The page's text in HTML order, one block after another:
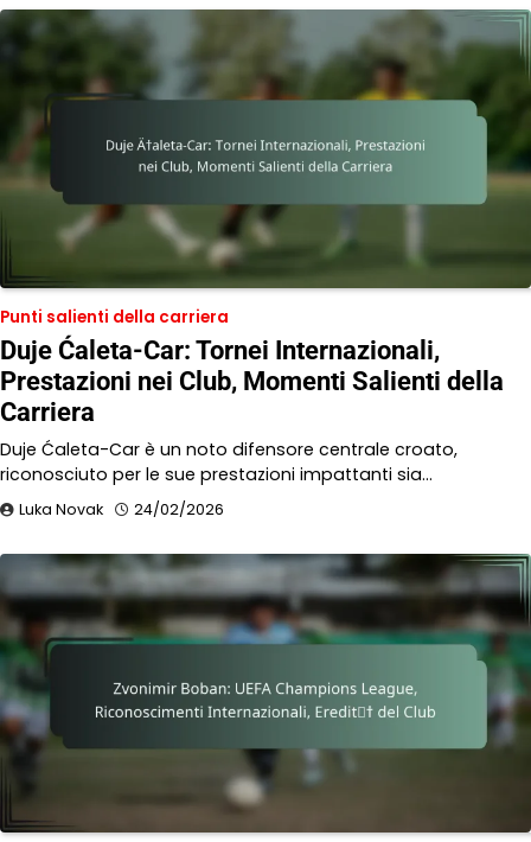
Punti salienti della carriera
Duje Ćaleta-Car: Tornei Internazionali,
Prestazioni nei Club, Momenti Salienti della
Carriera
Duje Ćaleta-Car è un noto difensore centrale croato,
riconosciuto per le sue prestazioni impattanti sia…
Luka Novak 24/02/2026